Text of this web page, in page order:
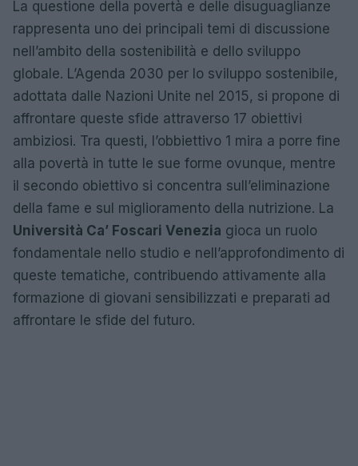
La questione della povertà e delle disuguaglianze
rappresenta uno dei principali temi di discussione
nell’ambito della sostenibilità e dello sviluppo
globale. L’Agenda 2030 per lo sviluppo sostenibile,
adottata dalle Nazioni Unite nel 2015, si propone di
affrontare queste sfide attraverso 17 obiettivi
ambiziosi. Tra questi, l’obbiettivo 1 mira a porre fine
alla povertà in tutte le sue forme ovunque, mentre
il secondo obiettivo si concentra sull’eliminazione
della fame e sul miglioramento della nutrizione. La
Università Ca’ Foscari Venezia gioca un ruolo
fondamentale nello studio e nell’approfondimento di
queste tematiche, contribuendo attivamente alla
formazione di giovani sensibilizzati e preparati ad
affrontare le sfide del futuro.